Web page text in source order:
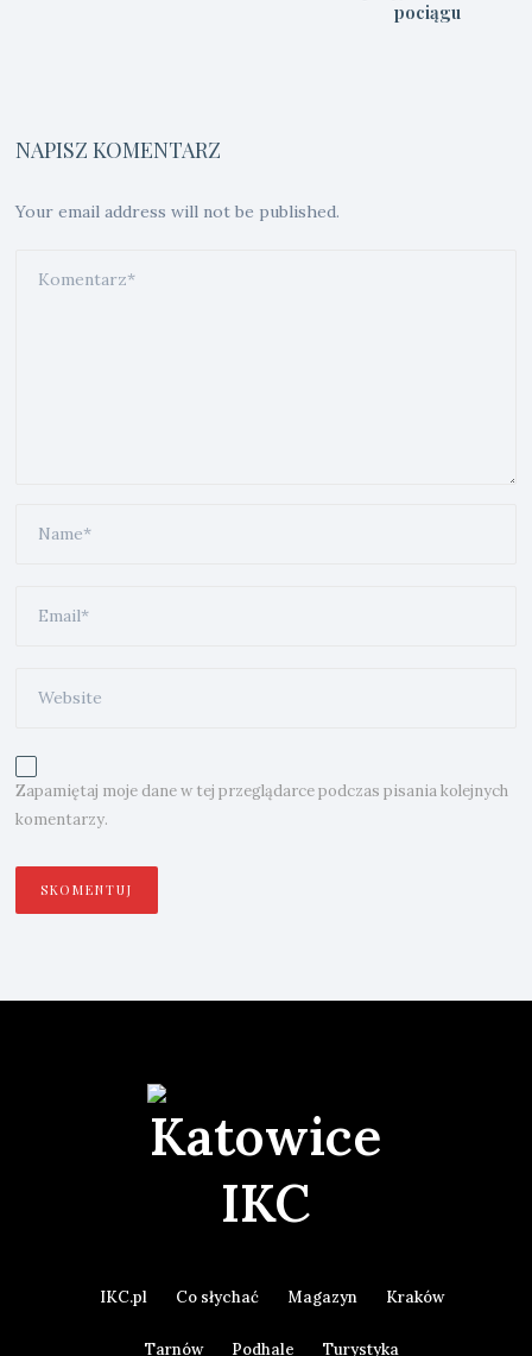
pociągu
NAPISZ KOMENTARZ
Your email address will not be published.
Zapamiętaj moje dane w tej przeglądarce podczas pisania kolejnych
komentarzy.
IKC.pl Co słychać Magazyn Kraków
Tarnów Podhale Turystyka